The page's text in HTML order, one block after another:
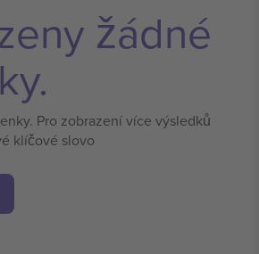
žádné
Pro zobrazení více výsledků
klíčové slovo